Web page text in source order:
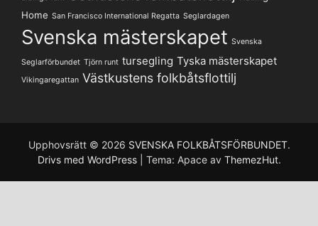
Home San Francisco International Regatta Seglardagen
Svenska mästerskapet Svenska
Seglarförbundet Tjörn runt tursegling Tyska mästerskapet
Vikingaregattan Västkustens folkbåtsflottilj
Upphovsrätt © 2026 SVENSKA FOLKBÅTSFÖRBUNDET.
Drivs med WordPress
Tema: Apace av ThemezHut.